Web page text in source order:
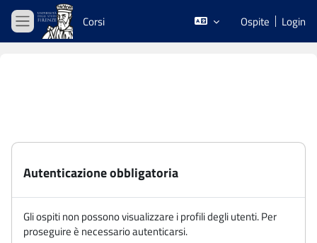
Vai al contenuto principale
Pannello laterale
Corsi Ospite Login
Autenticazione obbligatoria
Gli ospiti non possono visualizzare i profili degli utenti. Per
proseguire è necessario autenticarsi.